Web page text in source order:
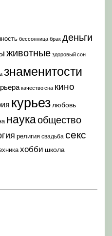
бессонница брак деньги
животные здоровый сон
знаменитости
качество сна кино
курьез любовь
наукаобщество
религия свадьба секс
хобби школа